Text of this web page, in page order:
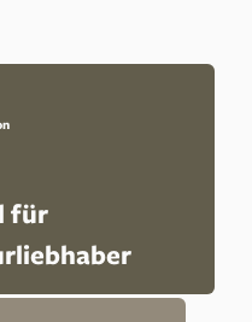
für